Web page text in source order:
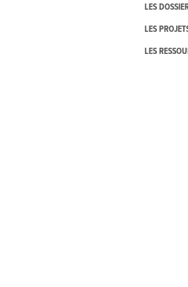
LES
LES
LES